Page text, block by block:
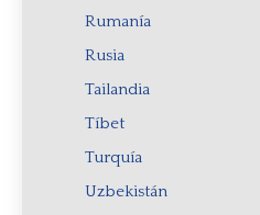
Rumanía
Rusia
Tailandia
Tíbet
Turquía
Uzbekistán